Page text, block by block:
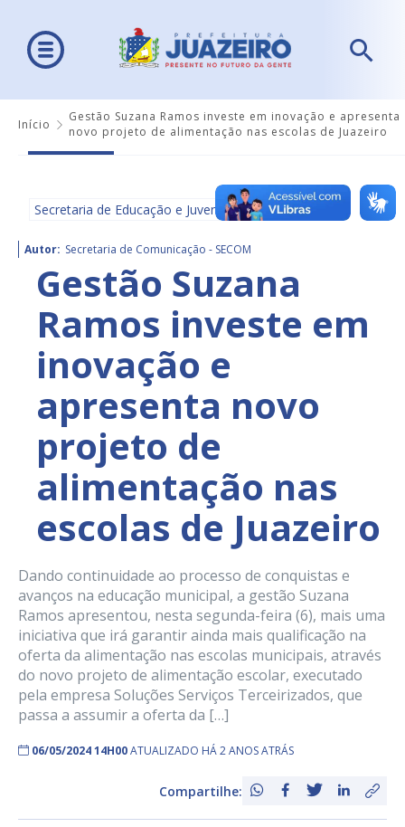
Início
Gestão Suzana Ramos investe em inovação e apresenta
novo projeto de alimentação nas escolas de Juazeiro
Secretaria de Educação e Juventude - SEDUC
Autor: Secretaria de Comunicação - SECOM
Gestão Suzana
Ramos investe em
inovação e
apresenta novo
projeto de
alimentação nas
escolas de Juazeiro
Dando continuidade ao processo de conquistas e
avanços na educação municipal, a gestão Suzana
Ramos apresentou, nesta segunda-feira (6), mais uma
iniciativa que irá garantir ainda mais qualificação na
oferta da alimentação nas escolas municipais, através
do novo projeto de alimentação escolar, executado
pela empresa Soluções Serviços Terceirizados, que
passa a assumir a oferta da […]
06/05/2024 14H00ATUALIZADO HÁ 2 ANOS ATRÁS
Compartilhe: